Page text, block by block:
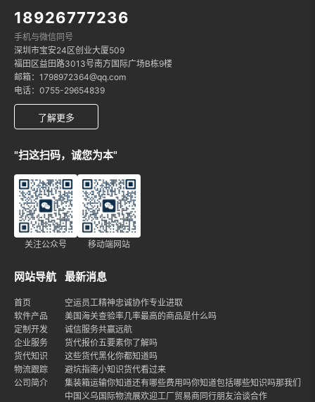
18926777236
手机与微信同号
深圳市宝安24区创业大厦509
福田区益田路3013号南方国际广场B栋9楼
邮箱：1798972364@qq.com
电话：0755-29654839
了解更多
"扫这扫码，诚您为本"
关注公众号 移动端网站
网站导航
首页
软件产品
定制开发
企业服务
货代知识
物流跟踪
公司简介
最新消息
空运员工精神忠诚协作专业进取
美国海关查验率几率最高的商品是什么吗
诚信服务共赢远航
货代报价五要素你了解吗
这些货代黑化你都知道吗
避坑指南小知识货代看过来
集装箱运输你知道还有哪些费用吗你知道包括哪些知识吗那我们就
中国义乌国际物流展欢迎工厂贸易商同行朋友洽谈合作